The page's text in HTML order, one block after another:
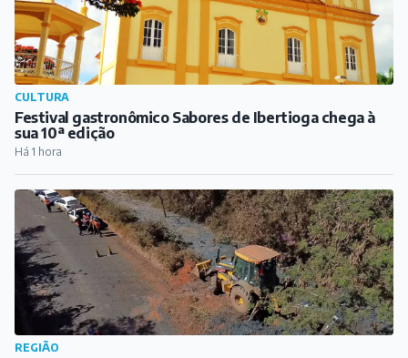
CULTURA
Festival gastronômico Sabores de Ibertioga chega à
sua 10ª edição
Há 1 hora
REGIÃO